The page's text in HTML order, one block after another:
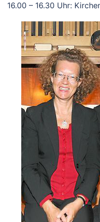
16.00 – 16.30 Uhr: